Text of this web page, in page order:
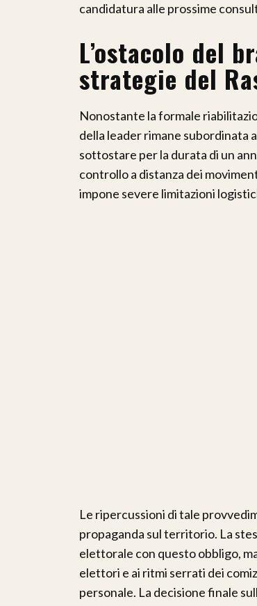
candidatura alle prossime
L’ostacolo del
strategie del
Nonostante la formale
della leader rimane subordinata
sottostare per la durata di un
controllo a distanza dei
impone severe limitazioni
Le ripercussioni di tale
propaganda sul territorio. La
elettorale con questo obbligo,
elettori e ai ritmi serrati dei
personale. La decisione finale